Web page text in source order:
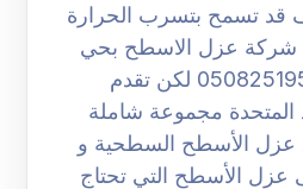
تسمح بتسرب الحرارة
شركة عزل الاسطح بحي
الصحافة الرياض 0508251950 لكن تقدم
مجموعة شاملة
الأسطح السطحية و
عزل الأسطح التي تحتاج